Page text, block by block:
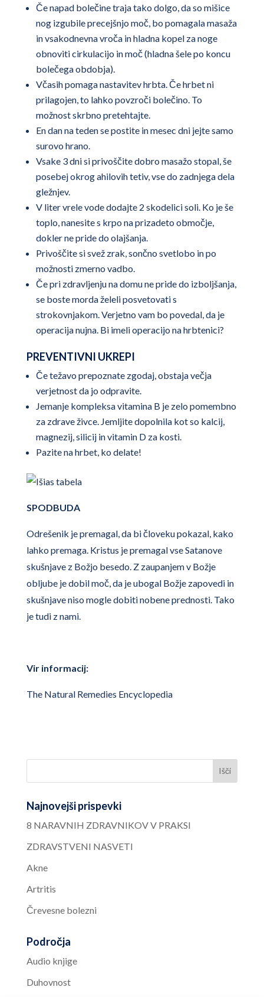
Če napad bolečine traja tako dolgo, da so mišice
nog izgubile precejšnjo moč, bo pomagala masaža
in vsakodnevna vroča in hladna kopel za noge
obnoviti cirkulacijo in moč (hladna šele po koncu
bolečega obdobja).
Včasih pomaga nastavitev hrbta. Če hrbet ni
prilagojen, to lahko povzroči bolečino. To
možnost skrbno pretehtajte.
En dan na teden se postite in mesec dni jejte samo
surovo hrano.
Vsake 3 dni si privoščite dobro masažo stopal, še
posebej okrog ahilovih tetiv, vse do zadnjega dela
gležnjev.
V liter vrele vode dodajte 2 skodelici soli. Ko je še
toplo, nanesite s krpo na prizadeto območje,
dokler ne pride do olajšanja.
Privoščite si svež zrak, sončno svetlobo in po
možnosti zmerno vadbo.
Če pri zdravljenju na domu ne pride do izboljšanja,
se boste morda želeli posvetovati s
strokovnjakom. Verjetno vam bo povedal, da je
operacija nujna. Bi imeli operacijo na hrbtenici?
PREVENTIVNI UKREPI
Če težavo prepoznate zgodaj, obstaja večja
verjetnost da jo odpravite.
Jemanje kompleksa vitamina B je zelo pomembno
za zdrave živce. Jemljite dopolnila kot so kalcij,
magnezij, silicij in vitamin D za kosti.
Pazite na hrbet, ko delate!
SPODBUDA
Odrešenik je premagal, da bi človeku pokazal, kako
lahko premaga. Kristus je premagal vse Satanove
skušnjave z Božjo besedo. Z zaupanjem v Božje
obljube je dobil moč, da je ubogal Božje zapovedi in
skušnjave niso mogle dobiti nobene prednosti. Tako
je tudi z nami.
Vir informacij:
The Natural Remedies Encyclopedia
Najnovejši prispevki
8 NARAVNIH ZDRAVNIKOV V PRAKSI
ZDRAVSTVENI NASVETI
Akne
Artritis
Črevesne bolezni
Področja
Audio knjige
Duhovnost